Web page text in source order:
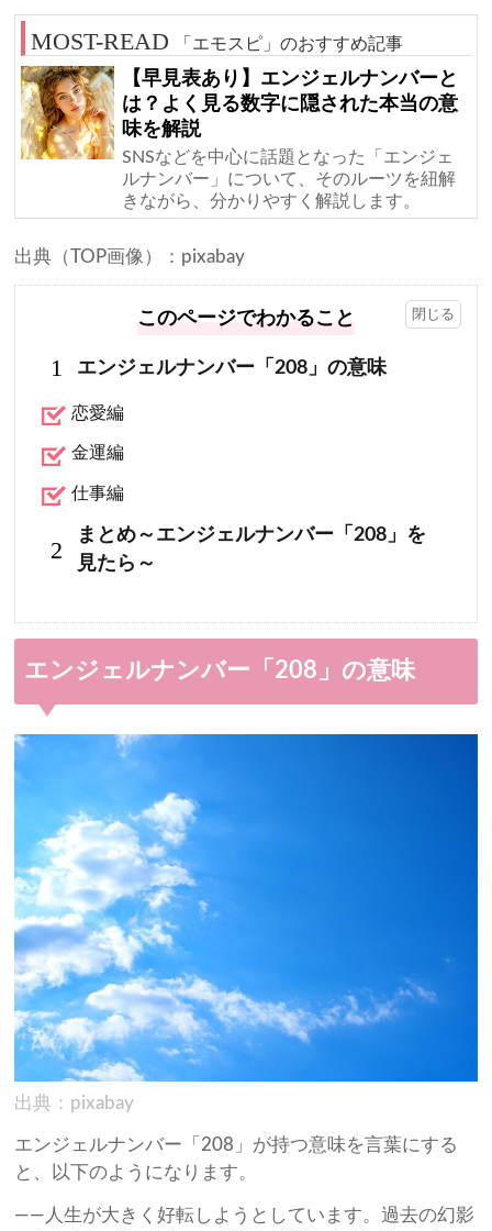
「エモスピ」のおすすめ記事
【早見表あり】エンジェルナンバーと
は？よく見る数字に隠された本当の意
味を解説
SNSなどを中心に話題となった「エンジェ
ルナンバー」について、そのルーツを紐解
きながら、分かりやすく解説します。
出典（TOP画像）：pixabay
このページでわかること
1 エンジェルナンバー「208」の意味
恋愛編
金運編
仕事編
2
まとめ～エンジェルナンバー「208」を
見たら～
エンジェルナンバー「208」の意味
出典：pixabay
エンジェルナンバー「208」が持つ意味を言葉にする
と、以下のようになります。
——人生が大きく好転しようとしています。過去の幻影